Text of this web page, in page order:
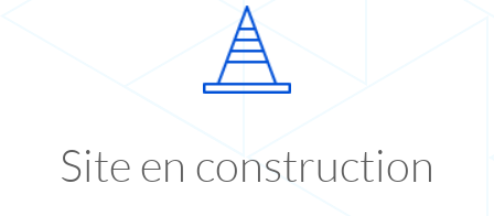
Site en construction